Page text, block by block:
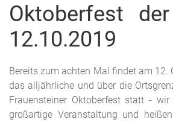
Oktoberfest
12.10.2019
Bereits zum achten Mal findet am 12.
das alljährliche und über die
Frauensteiner Oktoberfest statt -
großartige Veranstaltung und